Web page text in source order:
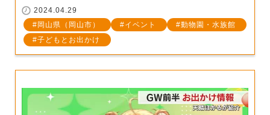
2024.04.29
岡山県（岡山市）
イベント
動物園・水族館
子どもとお出かけ